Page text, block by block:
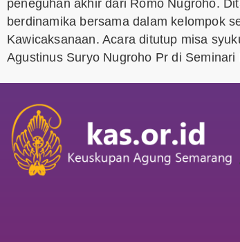
peneguhan akhir dari Romo Nugroho.
berdinamika bersama dalam kelompok
Kawicaksanaan. Acara ditutup misa
Agustinus Suryo Nugroho Pr di Seminari